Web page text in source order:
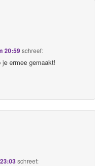
20:59schreef:
ermee gemaakt!
schreef: